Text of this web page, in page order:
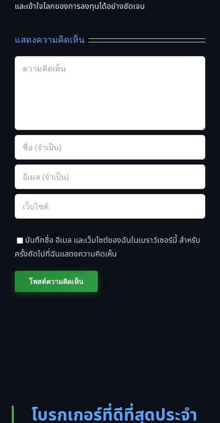
และเข้าใจโลกของการลงทุนได้อย่างชัดเจน
แสดงความคิดเห็น
Comment
บันทึกชื่อ อีเมล และเว็บไซต์ของฉันในเบราว์เซอร์นี้ สำหรับ
ครั้งถัดไปที่ฉันแสดงความคิดเห็น
โบรกเกอร์ที่ดีที่สุดประจำ